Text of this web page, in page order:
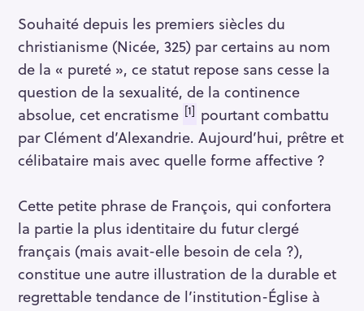
Souhaité depuis les premiers siècles du
christianisme (Nicée, 325) par certains au nom
de la « pureté », ce statut repose sans cesse la
question de la sexualité, de la continence
absolue, cet encratisme [1] pourtant combattu
par Clément d’Alexandrie. Aujourd’hui, prêtre et
célibataire mais avec quelle forme affective ?
Cette petite phrase de François, qui confortera
la partie la plus identitaire du futur clergé
français (mais avait-elle besoin de cela ?),
constitue une autre illustration de la durable et
regrettable tendance de l’institution-Église à